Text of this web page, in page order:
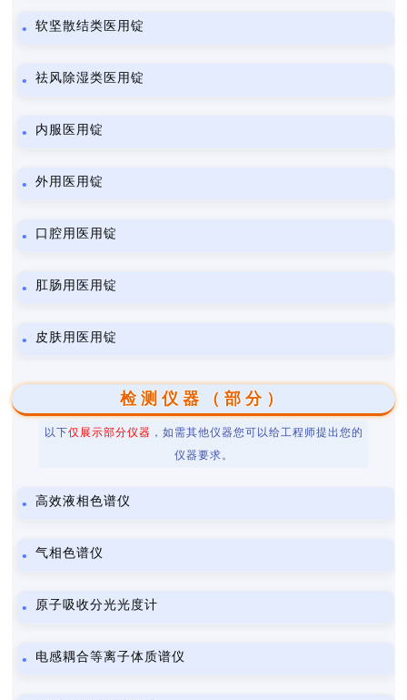
软坚散结类医用锭
祛风除湿类医用锭
内服医用锭
外用医用锭
口腔用医用锭
肛肠用医用锭
皮肤用医用锭
检测仪器（部分）
以下仅展示部分仪器 ，如需其他仪器您可以给工程师提出您的
仪器要求。
高效液相色谱仪
气相色谱仪
原子吸收分光光度计
电感耦合等离子体质谱仪